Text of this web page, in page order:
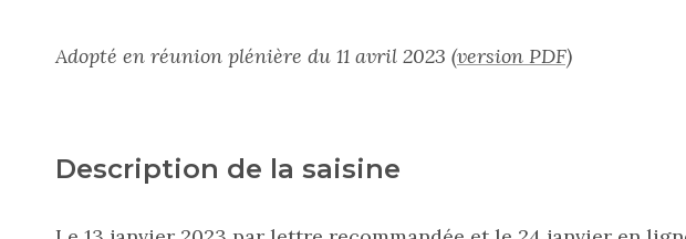
Adopté en réunion plénière du 11 avril 2023 (version PDF)
Description de la saisine